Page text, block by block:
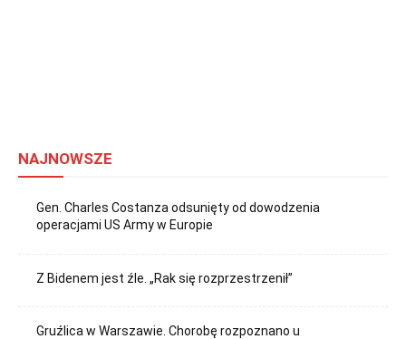
NAJNOWSZE
Gen. Charles Costanza odsunięty od dowodzenia
operacjami US Army w Europie
Z Bidenem jest źle. „Rak się rozprzestrzenił”
Gruźlica w Warszawie. Chorobę rozpoznano u